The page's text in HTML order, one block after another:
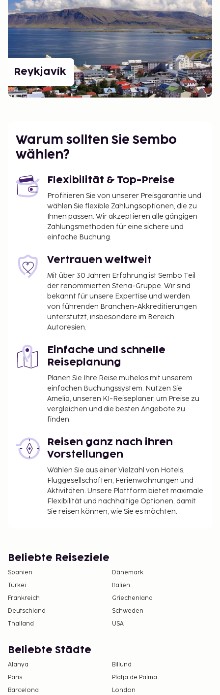
Reykjavík
Warum sollten Sie Sembo
wählen?
Flexibilität & Top-Preise
Profitieren Sie von unserer Preisgarantie und
wählen Sie flexible Zahlungsoptionen, die zu
Ihnen passen. Wir akzeptieren alle gängigen
Zahlungsmethoden für eine sichere und
einfache Buchung.
Vertrauen weltweit
Mit über 30 Jahren Erfahrung ist Sembo Teil
der renommierten Stena-Gruppe. Wir sind
bekannt für unsere Expertise und werden
von führenden Branchen-Akkreditierungen
unterstützt, insbesondere im Bereich
Autoresien.
Einfache und schnelle
Reiseplanung
Planen Sie Ihre Reise mühelos mit unserem
einfachen Buchungssystem. Nutzen Sie
Amelia, unseren KI-Reiseplaner, um Preise zu
vergleichen und die besten Angebote zu
finden.
Reisen ganz nach ihren
Vorstellungen
Wählen Sie aus einer Vielzahl von Hotels,
Fluggesellschaften, Ferienwohnungen und
Aktivitäten. Unsere Plattform bietet maximale
Flexibilität und nachhaltige Optionen, damit
Sie reisen können, wie Sie es möchten.
Beliebte Reiseziele
Spanien
Dänemark
Türkei
Italien
Frankreich
Griechenland
Deutschland
Schweden
Thailand
USA
Beliebte Städte
Alanya
Billund
Paris
Platja de Palma
Barcelona
London